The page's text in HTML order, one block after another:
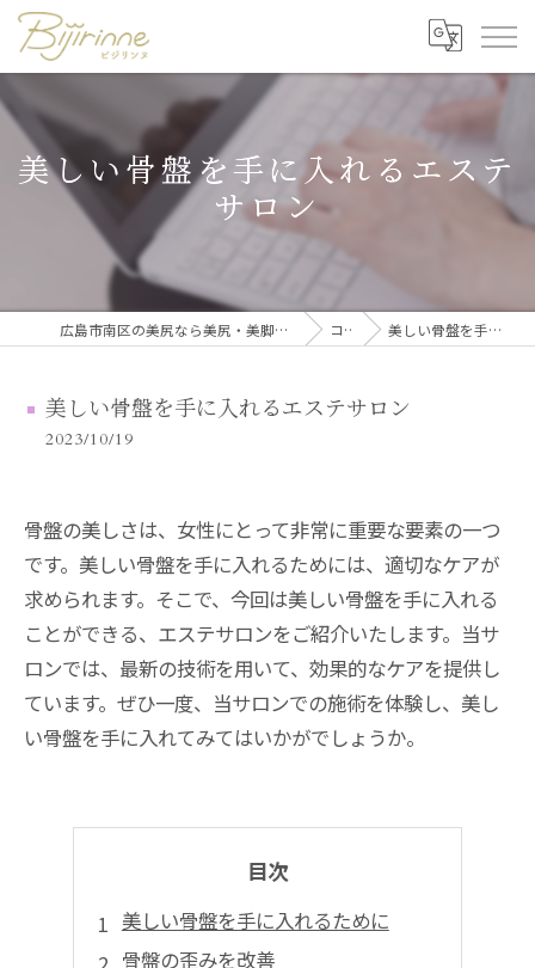
美しい骨盤を手に入れるエステ
サロン
広島市南区の美尻なら美尻・美脚トレーニング・セルフ脱毛 ビジリンヌ コラム 美しい骨盤を手に入れるエステサロン
美しい骨盤を手に入れるエステサロン
2023/10/19
骨盤の美しさは、女性にとって非常に重要な要素の一つ
です。美しい骨盤を手に入れるためには、適切なケアが
求められます。そこで、今回は美しい骨盤を手に入れる
ことができる、エステサロンをご紹介いたします。当サ
ロンでは、最新の技術を用いて、効果的なケアを提供し
ています。ぜひ一度、当サロンでの施術を体験し、美し
い骨盤を手に入れてみてはいかがでしょうか。
目次
美しい骨盤を手に入れるために
骨盤の歪みを改善